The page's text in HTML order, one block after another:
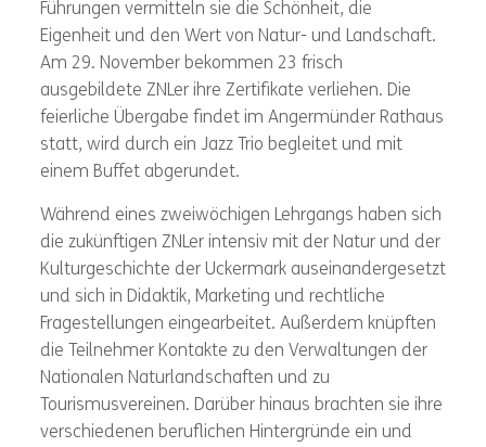
Führungen vermitteln sie die Schönheit, die
Eigenheit und den Wert von Natur- und Landschaft.
Am 29. November bekommen 23 frisch
ausgebildete ZNLer ihre Zertifikate verliehen. Die
feierliche Übergabe findet im Angermünder Rathaus
statt, wird durch ein Jazz Trio begleitet und mit
einem Buffet abgerundet.
Während eines zweiwöchigen Lehrgangs haben sich
die zukünftigen ZNLer intensiv mit der Natur und der
Kulturgeschichte der Uckermark auseinandergesetzt
und sich in Didaktik, Marketing und rechtliche
Fragestellungen eingearbeitet. Außerdem knüpften
die Teilnehmer Kontakte zu den Verwaltungen der
Nationalen Naturlandschaften und zu
Tourismusvereinen. Darüber hinaus brachten sie ihre
verschiedenen beruflichen Hintergründe ein und